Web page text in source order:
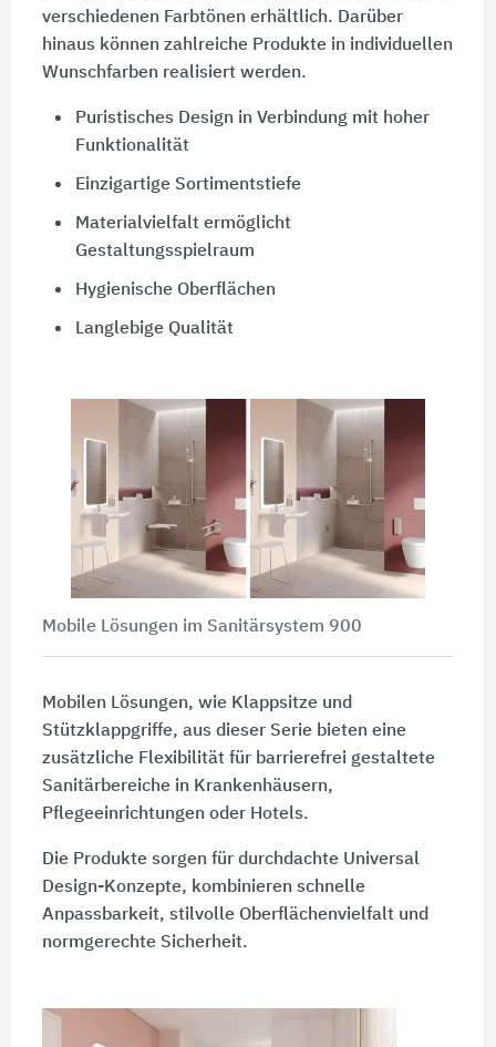
verschiedenen Farbtönen erhältlich. Darüber
hinaus können zahlreiche Produkte in individuellen
Wunschfarben realisiert werden.
Puristisches Design in Verbindung mit hoher
Funktionalität
Einzigartige Sortimentstiefe
Materialvielfalt ermöglicht
Gestaltungsspielraum
Hygienische Oberflächen
Langlebige Qualität
Mobile Lösungen im Sanitärsystem 900
Mobilen Lösungen, wie Klappsitze und
Stützklappgriffe, aus dieser Serie bieten eine
zusätzliche Flexibilität für barrierefrei gestaltete
Sanitärbereiche in Krankenhäusern,
Pflegeeinrichtungen oder Hotels.
Die Produkte sorgen für durchdachte Universal
Design-Konzepte, kombinieren schnelle
Anpassbarkeit, stilvolle Oberflächenvielfalt und
normgerechte Sicherheit.